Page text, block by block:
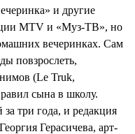
и другие
MTV и «Муз-ТВ», но
вечеринках. Сам
повзрослеть,
(Le Truk,
сына в школу.
три года, и редакция
Герасичева, арт-